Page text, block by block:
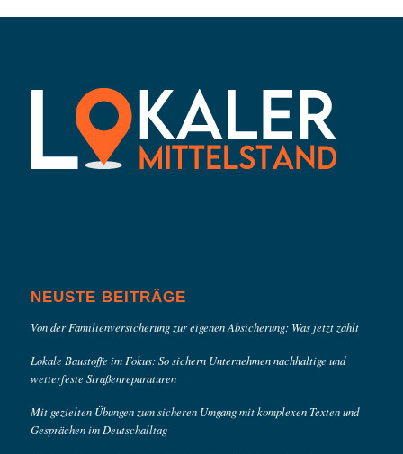
NEUSTE BEITRÄGE
Von der Familienversicherung zur eigenen Absicherung: Was jetzt zählt
Lokale Baustoffe im Fokus: So sichern Unternehmen nachhaltige und
wetterfeste Straßenreparaturen
Mit gezielten Übungen zum sicheren Umgang mit komplexen Texten und
Gesprächen im Deutschalltag